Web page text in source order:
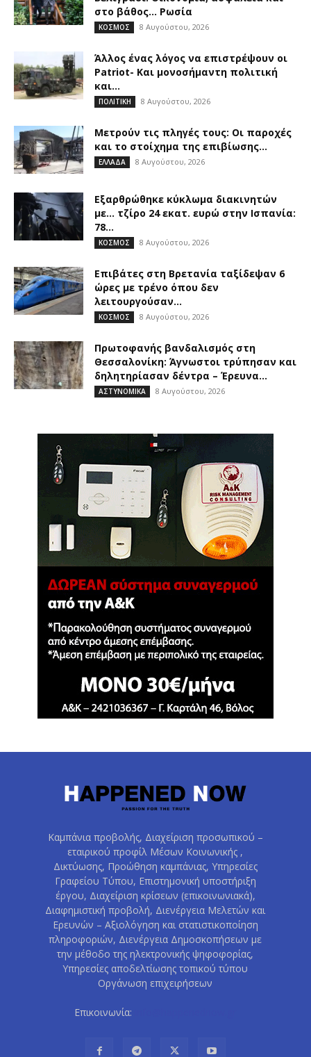
στο βάθος… Ρωσία
ΚΟΣΜΟΣ 8 Αυγούστου, 2026
Άλλος ένας λόγος να επιστρέψουν οι
Patriot- Και μονοσήμαντη πολιτική
και...
ΠΟΛΙΤΙΚΗ 8 Αυγούστου, 2026
Μετρούν τις πληγές τους: Οι παροχές
και το στοίχημα της επιβίωσης...
ΕΛΛΑΔΑ 8 Αυγούστου, 2026
Εξαρθρώθηκε κύκλωμα διακινητών
με… τζίρο 24 εκατ. ευρώ στην Ισπανία:
78...
ΚΟΣΜΟΣ 8 Αυγούστου, 2026
Επιβάτες στη Βρετανία ταξίδεψαν 6
ώρες με τρένο όπου δεν
λειτουργούσαν...
ΚΟΣΜΟΣ 8 Αυγούστου, 2026
Πρωτοφανής βανδαλισμός στη
Θεσσαλονίκη: Άγνωστοι τρύπησαν και
δηλητηρίασαν δέντρα – Έρευνα...
ΑΣΤΥΝΟΜΙΚΑ 8 Αυγούστου, 2026
Καμπάνια προβολής, Διαχείριση προσωπικού –
εταιρικού προφίλ Μέσων Κοινωνικής ,
Δικτύωσης, Προώθηση καμπάνιας, Υπηρεσίες
Γραφείου Τύπου, Επιστημονική υποστήριξη
έργου, Διαχείριση κρίσεων (επικοινωνιακά),
Διαφημιστική προβολή, Διενέργεια Μελετών και
Ερευνών – Αξιολόγηση και στατιστικοποίηση
πληροφοριών, Διενέργεια Δημοσκοπήσεων με
την μέθοδο της ηλεκτρονικής ψηφοφορίας,
Υπηρεσίες αποδελτίωσης τοπικού τύπου
Οργάνωση επιχειρήσεων
Επικοινωνία: